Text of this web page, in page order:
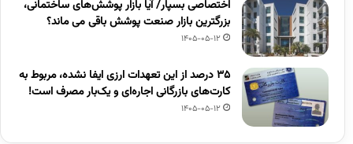
اختصاصی بسپار/ آیا بازار پوشش‌های ساختمانی،
بزرگترین بازار صنعت پوشش باقی می ماند؟
1405-05-12
۳۵ درصد از این تعهدات ارزی ایفا نشده، مربوط به
کارت‌های بازرگانی اجاره‌ای و یک‌بار مصرف است!
1405-05-12